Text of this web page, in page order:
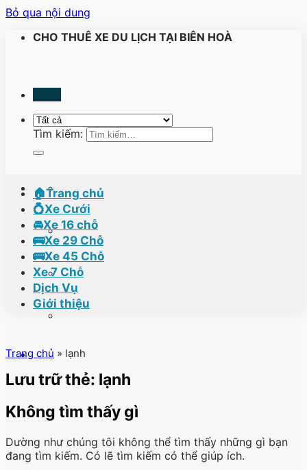
Bỏ qua nội dung
CHO THUÊ XE DU LỊCH TẠI BIÊN HOÀ
Tìm kiếm:
🏠Trang chủ
💍Xe Cưới
🚘Xe 16 chỗ
🚌Xe 29 Chỗ
🚌Xe 45 Chỗ
Xe 7 Chỗ
Dịch Vụ
Giới thiệu
Trang chủ » lạnh
Lưu trữ thẻ: lạnh
Không tìm thấy gì
Dường như chúng tôi không thể tìm thấy những gì bạn
đang tìm kiếm. Có lẽ tìm kiếm có thể giúp ích.